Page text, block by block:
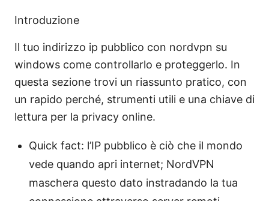
Introduzione
Il tuo indirizzo ip pubblico con nordvpn su
windows come controllarlo e proteggerlo. In
questa sezione trovi un riassunto pratico, con
un rapido perché, strumenti utili e una chiave di
lettura per la privacy online.
Quick fact: l’IP pubblico è ciò che il mondo
vede quando apri internet; NordVPN
maschera questo dato instradando la tua